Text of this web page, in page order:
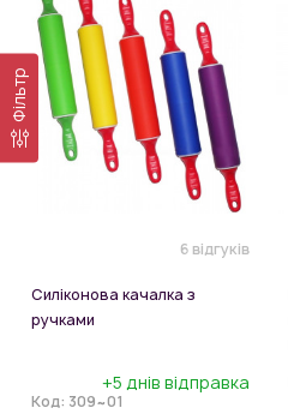
Фільтр
6 відгуків
Силіконова качалка з
ручками
+5 днів відправка
Код: 309~01